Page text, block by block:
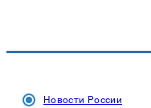
Новости России